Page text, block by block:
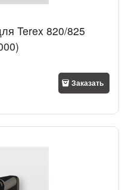
Terex 820/825
Заказать